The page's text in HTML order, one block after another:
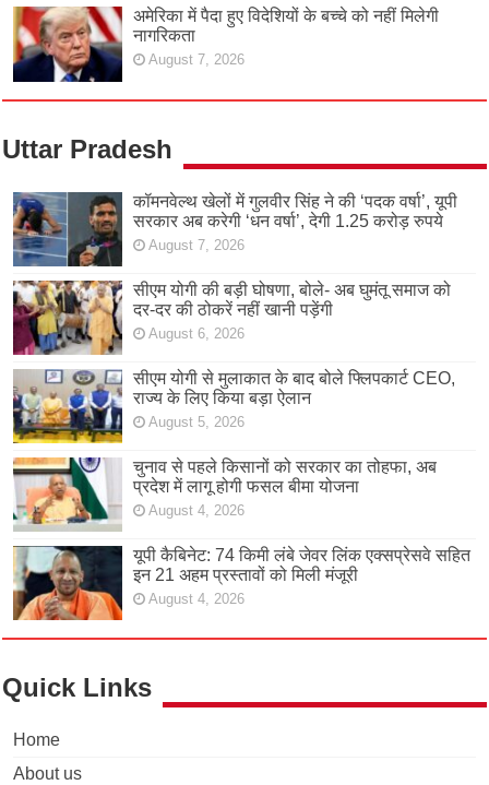
अमेरिका में पैदा हुए विदेशियों के बच्चे को नहीं मिलेगी
नागरिकता
August 7, 2026
Uttar Pradesh
कॉमनवेल्थ खेलों में गुलवीर सिंह ने की ‘पदक वर्षा’, यूपी
सरकार अब करेगी ‘धन वर्षा’, देगी 1.25 करोड़ रुपये
August 7, 2026
सीएम योगी की बड़ी घोषणा, बोले- अब घुमंतू समाज को
दर-दर की ठोकरें नहीं खानी पड़ेंगी
August 6, 2026
सीएम योगी से मुलाकात के बाद बोले फ्लिपकार्ट CEO,
राज्य के लिए किया बड़ा ऐलान
August 5, 2026
चुनाव से पहले किसानों को सरकार का तोहफा, अब
प्रदेश में लागू होगी फसल बीमा योजना
August 4, 2026
यूपी कैबिनेट: 74 किमी लंबे जेवर लिंक एक्सप्रेसवे सहित
इन 21 अहम प्रस्तावों को मिली मंजूरी
August 4, 2026
Quick Links
Home
About us